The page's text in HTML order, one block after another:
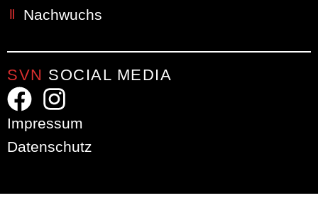
Nachwuchs
SVN SOCIAL MEDIA
Impressum
Datenschutz